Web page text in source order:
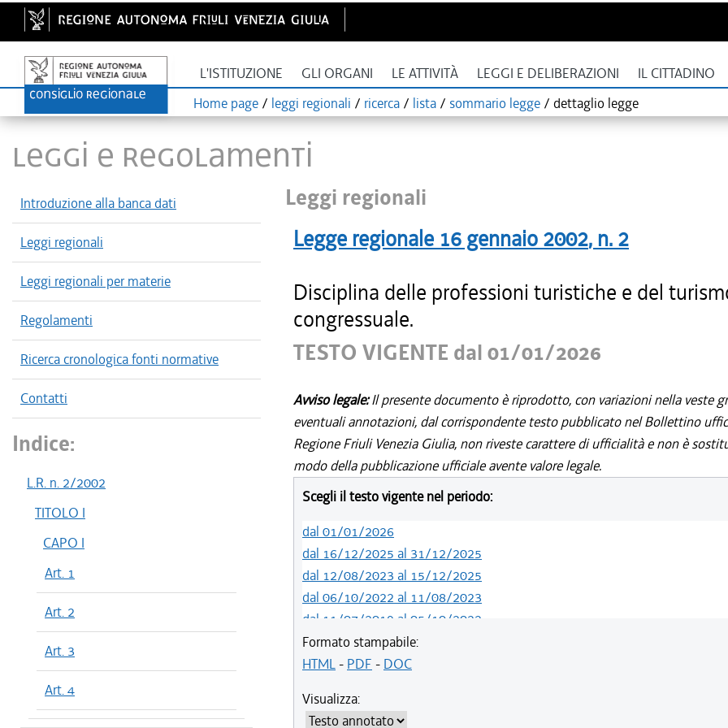
L'ISTITUZIONE GLI ORGANI LE ATTIVITÀ LEGGI E DELIBERAZIONI IL CITTADINO
Home page / leggi regionali / ricerca / lista / sommario legge / dettaglio legge
LEGGI E REGOLAMENTI
Introduzione alla banca dati
Leggi regionali
Leggi regionali per materie
Regolamenti
Ricerca cronologica fonti normative
Contatti
Indice:
L.R. n. 2/2002
TITOLO I
CAPO I
Art. 1
Art. 2
Art. 3
Art. 4
Leggi regionali
Legge regionale 16 gennaio 2002, n. 2
Disciplina delle professioni turistiche e del
congressuale.
TESTO VIGENTE dal 01/01/2026
Avviso legale:Il presente documento è riprodotto, con variazioni nella veste
eventuali annotazioni, dal corrispondente testo pubblicato nel Bollettino
Regione Friuli Venezia Giulia, non riveste carattere di ufficialità e non è
modo della pubblicazione ufficiale avente valore legale.
Scegli il testo vigente nel periodo:
dal 01/01/2026
dal 16/12/2025 al 31/12/2025
dal 12/08/2023 al 15/12/2025
dal 06/10/2022 al 11/08/2023
dal 11/07/2019 al 05/10/2022
dal 01/05/2019 al 10/07/2019
dal 12/04/2018 al 30/04/2019
dal 01/01/2018 al 28/03/2018
Formato stampabile:
HTML- PDF - DOC
Visualizza: